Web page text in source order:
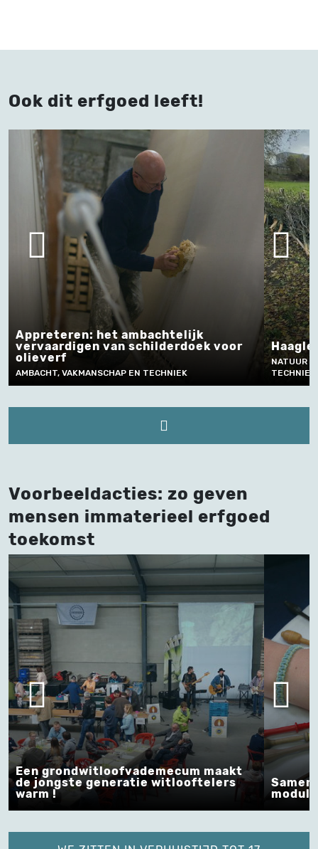
Ook dit erfgoed leeft!
Appreteren: het ambachtelijk
vervaardigen van schilderdoek voor
olieverf
AMBACHT, VAKMANSCHAP EN TECHNIEK
NATUUR
TECHNIEK
Voorbeeldacties: zo geven
mensen immaterieel erfgoed
toekomst
Een grondwitloofvademecum maakt
de jongste generatie witlooftelers
warm !